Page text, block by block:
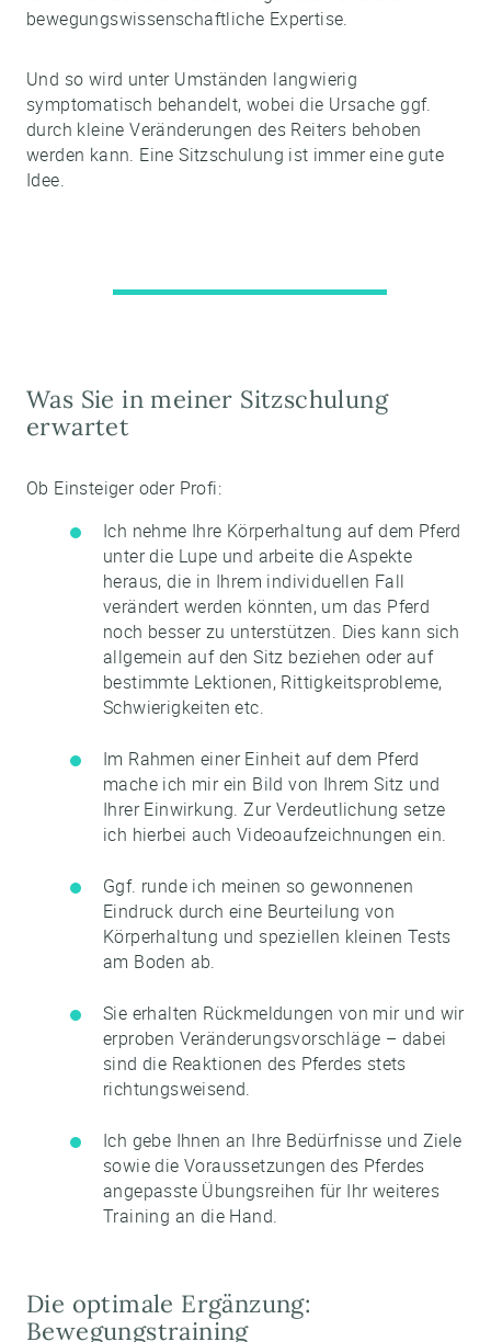
bewegungswissenschaftliche Expertise.
Und so wird unter Umständen langwierig
symptomatisch behandelt, wobei die Ursache ggf.
durch kleine Veränderungen des Reiters behoben
werden kann. Eine Sitzschulung ist immer eine gute
Idee.
Was Sie in meiner Sitzschulung
erwartet
Ob Einsteiger oder Profi:
Ich nehme Ihre Körperhaltung auf dem Pferd
unter die Lupe und arbeite die Aspekte
heraus, die in Ihrem individuellen Fall
verändert werden könnten, um das Pferd
noch besser zu unterstützen. Dies kann sich
allgemein auf den Sitz beziehen oder auf
bestimmte Lektionen, Rittigkeitsprobleme,
Schwierigkeiten etc.
Im Rahmen einer Einheit auf dem Pferd
mache ich mir ein Bild von Ihrem Sitz und
Ihrer Einwirkung. Zur Verdeutlichung setze
ich hierbei auch Videoaufzeichnungen ein.
Ggf. runde ich meinen so gewonnenen
Eindruck durch eine Beurteilung von
Körperhaltung und speziellen kleinen Tests
am Boden ab.
Sie erhalten Rückmeldungen von mir und wir
erproben Veränderungsvorschläge – dabei
sind die Reaktionen des Pferdes stets
richtungsweisend.
Ich gebe Ihnen an Ihre Bedürfnisse und Ziele
sowie die Voraussetzungen des Pferdes
angepasste Übungsreihen für Ihr weiteres
Training an die Hand.
Die optimale Ergänzung:
Bewegungstraining